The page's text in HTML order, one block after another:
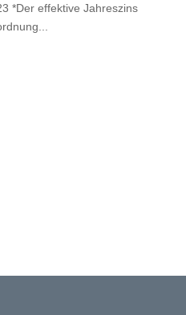
*Der effektive Jahreszins